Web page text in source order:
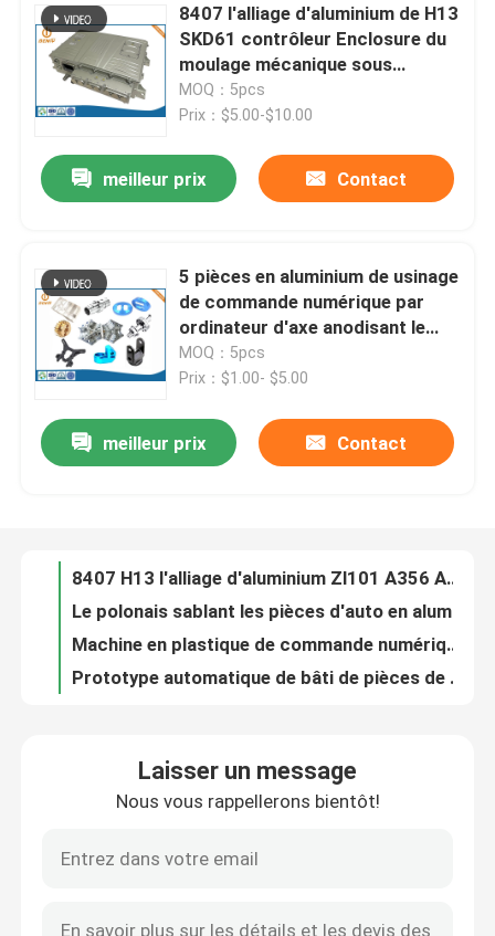
Aperçu
Produits
A propos de nous
Contrôle de la qualité
Contact
L'aluminium moulage mécanique sous pression
Pièces de rechange d'EV
Pièces de usinage de commande numérique par
8407 l'alliage d'aluminium de H13
SKD61 contrôleur Enclosure du
moulage mécanique sous
pression EV
MOQ：5pcs
Prix：$5.00-$10.00
meilleur prix Contact
5 pièces en aluminium de usinage
de commande numérique par
ordinateur d'axe anodisant le
service de précision
MOQ：5pcs
Prix：$1.00- $5.00
meilleur prix Contact
Services faits sur commande de fabrication de ménage de lingotière de moulage mécanique sous pression d'aluminium d'EICC
8407 H13 l'alliage d'aluminium Zl101 A356 ADC12 de conception de lingotière de moulage mécanique sous pression
Machine en plastique de commande numérique par ordinateur de POM Rapid Prototyping Services Customized d'ABS
Prototype automatique de bâti de pièces de rechange de bâti en plastique industriel de l'ABS PMMA
Laisser un message
Nous vous rappellerons bientôt!